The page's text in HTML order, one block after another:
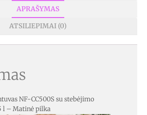
APRAŠYMAS
ATSILIEPIMAI (0)
NF-CC500S su stebėjimo
l – Matinė pilka